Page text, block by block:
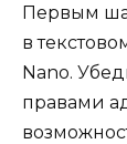
Первым
в
Nano.
правами